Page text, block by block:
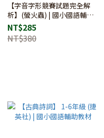
【字音字形競賽試題完全解
析】(螢火蟲) | 國小國語輔助
教材
NT$285
NT$380